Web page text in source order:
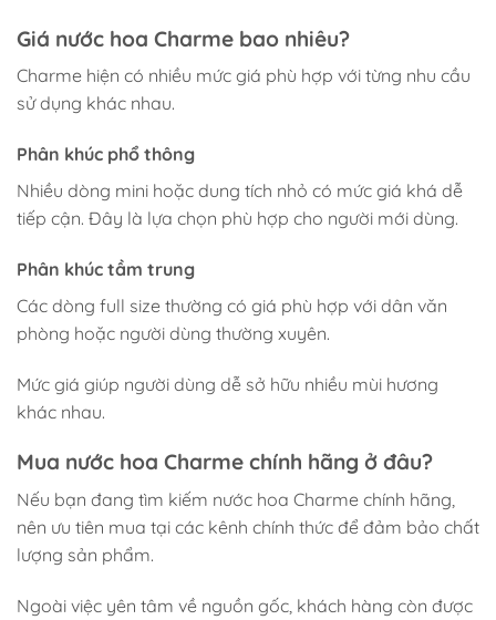
Giá nước hoa Charme bao nhiêu?
Charme hiện có nhiều mức giá phù hợp với từng nhu cầu
sử dụng khác nhau.
Phân khúc phổ thông
Nhiều dòng mini hoặc dung tích nhỏ có mức giá khá dễ
tiếp cận. Đây là lựa chọn phù hợp cho người mới dùng.
Phân khúc tầm trung
Các dòng full size thường có giá phù hợp với dân văn
phòng hoặc người dùng thường xuyên.
Mức giá giúp người dùng dễ sở hữu nhiều mùi hương
khác nhau.
Mua nước hoa Charme chính hãng ở đâu?
Nếu bạn đang tìm kiếm nước hoa Charme chính hãng,
nên ưu tiên mua tại các kênh chính thức để đảm bảo chất
lượng sản phẩm.
Ngoài việc yên tâm về nguồn gốc, khách hàng còn được